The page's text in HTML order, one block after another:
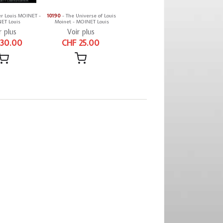
Louis MOINET -
Louis
plus
10190 - The Universe of Louis
Moinet - MOINET Louis
Voir plus
CHF 25.00